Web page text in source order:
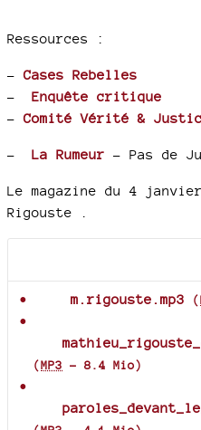
Ressources :
– Cases Rebelles
–
Enquête critique
– Comité Vérité &
– La Rumeur - Pas de
Le magazine du 4
Rigouste .
m.rigouste.mp3 (
(MP3 - 8.4 Mio)